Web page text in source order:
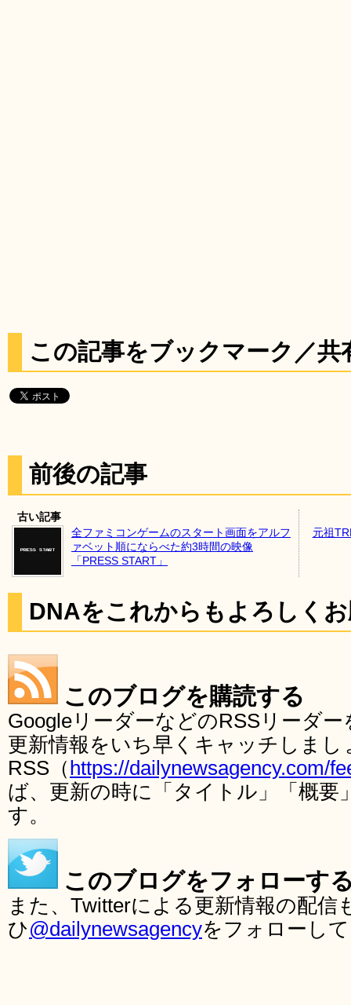
この記事をブックマーク／共
前後の記事
古い記事
全ファミコンゲームのスタート画面をアルフ
ァベット順にならべた約3時間の映像
「PRESS START」
元祖
DNAをこれからもよろしく
このブログを購読する
GoogleリーダーなどのRSSリーダ
更新情報をいち早くキャッチしま
RSS（ https://dailynewsagency.com/
ば、更新の時に「タイトル」「概要
す。
このブログをフォローす
また、Twitterによる更新情報の配
ひ@dailynewsagencyをフォローし